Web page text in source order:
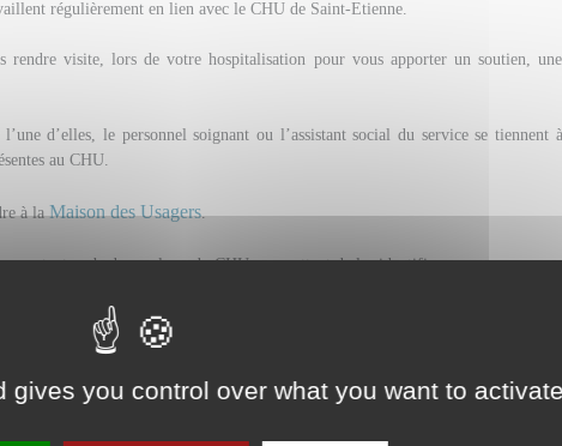
régulièrement en lien avec le CHU de Saint-Etienne.
rendre visite, lors de votre hospitalisation pour vous apporter un soutien,
d’elles, le personnel soignant ou l’assistant social du service se
au CHU.
à laMaison des Usagers.
portent un badge au logo du CHU, permettant de les identifier.
gives you control over what you want to